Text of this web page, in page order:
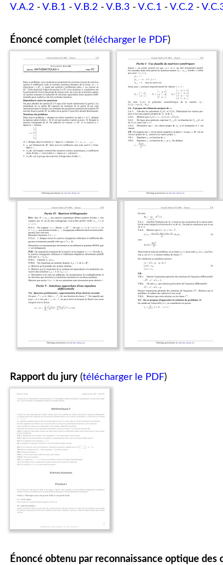
V.A.2 - V.B.1 - V.B.2 - V.B.3 - V.C.1 - V.C.2 -
Énoncé complet (télécharger le PDF)
Rapport du jury (télécharger le PDF)
Énoncé obtenu par reconnaissance optique des